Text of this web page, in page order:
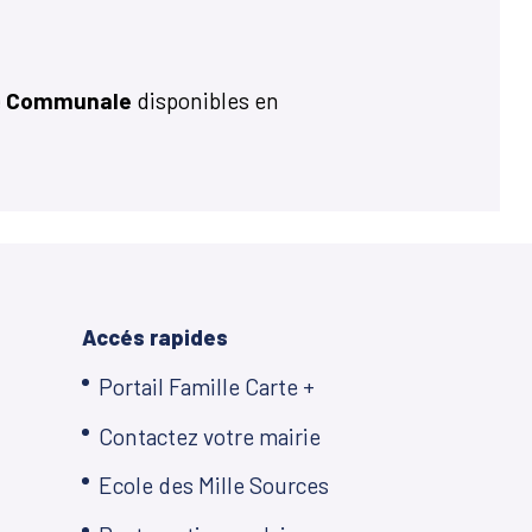
disponibles en
Accés rapides
Portail Famille Carte +
Contactez votre mairie
Ecole des Mille Sources